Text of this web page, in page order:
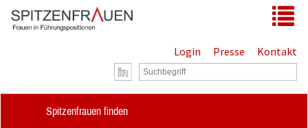
Zum Hauptinhalt springen
Login Presse Kontakt
Spitzenfrauen finden